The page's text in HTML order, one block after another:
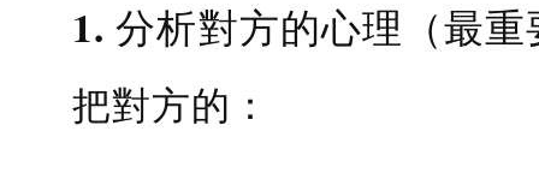
1. 分析對方的心理（最
把對方的：